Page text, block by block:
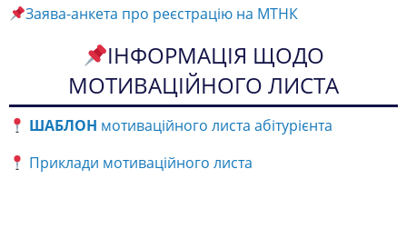
Заява-анкета про реєстрацію на МТНК
ІНФОРМАЦІЯ ЩОДО
МОТИВАЦІЙНОГО ЛИСТА
ШАБЛОН мотиваційного листа абітурієнта
Приклади мотиваційного листа